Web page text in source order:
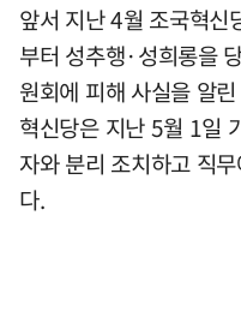
앞서 지난 4월 조국혁신
부터 성추행·성희롱을
원회에 피해 사실을 알
혁신당은 지난 5월 1일
자와 분리 조치하고 직
다.